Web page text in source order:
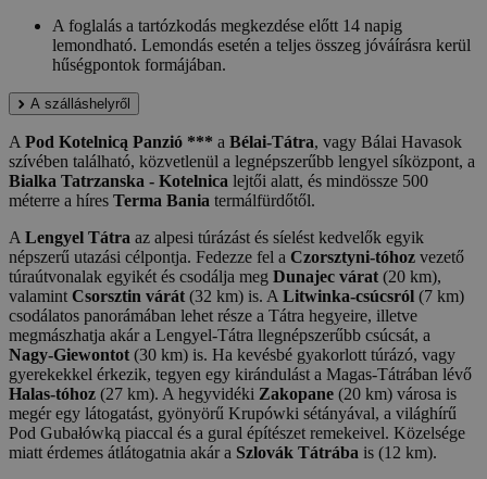
A foglalás a tartózkodás megkezdése előtt 14 napig
lemondható. Lemondás esetén a teljes összeg jóváírásra kerül
hűségpontok formájában.
A szálláshelyről
A Pod Kotelnicą Panzió *** a Bélai-Tátra, vagy Bálai Havasok
szívében található, közvetlenül a legnépszerűbb lengyel síközpont, a
Bialka Tatrzanska - Kotelnica lejtői alatt, és mindössze 500
méterre a híres Terma Bania termálfürdőtől.
A Lengyel Tátra az alpesi túrázást és síelést kedvelők egyik
népszerű utazási célpontja. Fedezze fel a Czorsztyni-tóhoz vezető
túraútvonalak egyikét és csodálja meg Dunajec várat (20 km),
valamint Csorsztin várát (32 km) is. A Litwinka-csúcsról (7 km)
csodálatos panorámában lehet része a Tátra hegyeire, illetve
megmászhatja akár a Lengyel-Tátra llegnépszerűbb csúcsát, a
Nagy-Giewontot (30 km) is. Ha kevésbé gyakorlott túrázó, vagy
gyerekekkel érkezik, tegyen egy kirándulást a Magas-Tátrában lévő
Halas-tóhoz (27 km). A hegyvidéki Zakopane (20 km) városa is
megér egy látogatást, gyönyörű Krupówki sétányával, a világhírű
Pod Gubałówką piaccal és a gural építészet remekeivel. Közelsége
miatt érdemes átlátogatnia akár a Szlovák Tátrába is (12 km).